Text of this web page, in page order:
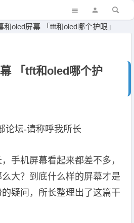
和oled屏幕 「tft和oled哪个护眼」
「tft和oled哪个护
论坛-请称呼我所长
手机屏幕看起来都差不多，
大？到底什么样的屏幕才是
疑问，所长整理出了这篇干